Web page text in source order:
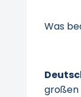
Was
großen